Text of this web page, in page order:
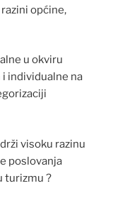
općine,
u okviru
individualne na
visoku razinu
poslovanja
turizmu ?